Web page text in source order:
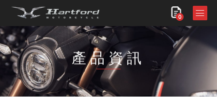
0
產品資訊